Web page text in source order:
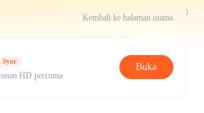
Kembali ke halaman utama
Syor
HD percuma
Buka